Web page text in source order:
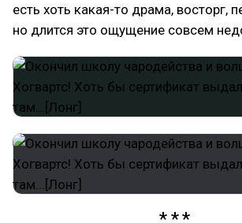
есть хоть какая-то драма, восторг,
но длится это ощущение совсем